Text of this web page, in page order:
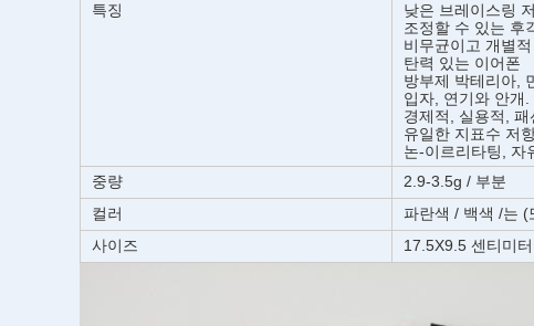
특징
낮은 브레이스링
조정할 수 있는 후
비무균이고 개별적
탄력 있는 이어폰
방부제 박테리아,
입자, 연기와 안개.
경제적, 실용적,
유일한 지표수 저
논-이르리타팅, 자
중량
2.9-3.5g / 부분
컬러
파란색 / 백색 /는 (
사이즈
17.5X9.5 센티미터